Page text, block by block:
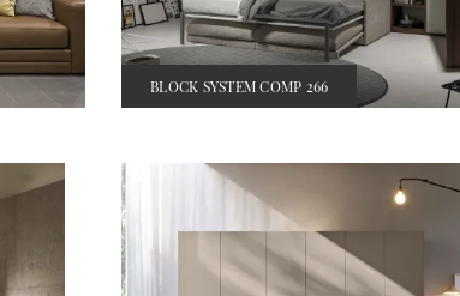
BLOCK SYSTEM COMP 266